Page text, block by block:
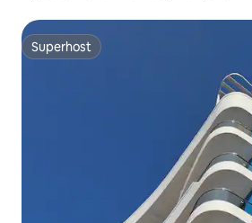
Superhost
Superhost